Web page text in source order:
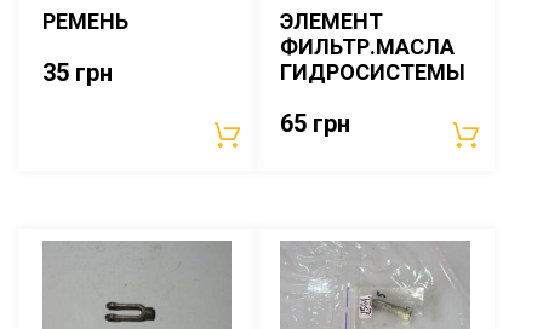
РЕМЕНЬ
35 грн
ЭЛЕМЕНТ
ФИЛЬТР.МАСЛА
ГИДРОСИСТЕМЫ
65 грн